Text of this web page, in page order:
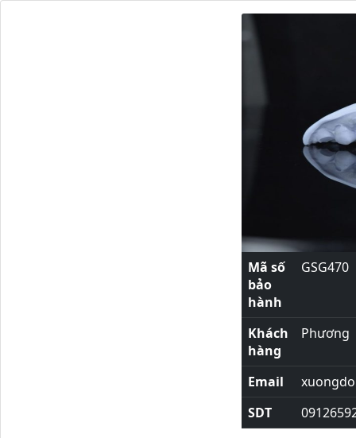
Mã số
bảo
hành
GSG470
Khách
hàng
Phương
Email
SDT